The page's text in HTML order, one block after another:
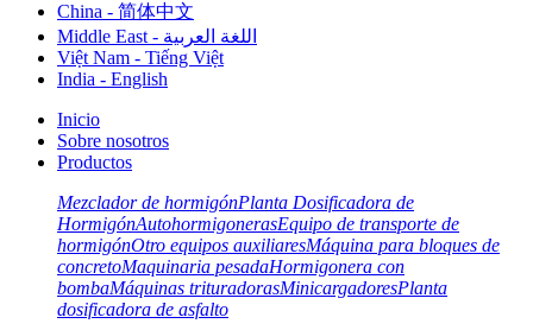
China - 简体中文
Middle East - اللغة العربية
Việt Nam - Tiếng Việt
India - English
Inicio
Sobre nosotros
Productos
Mezclador de hormigónPlanta Dosificadora de
HormigónAutohormigonerasEquipo de transporte de
hormigónOtro equipos auxiliaresMáquina para bloques de
concretoMaquinaria pesadaHormigonera con
bombaMáquinas trituradorasMinicargadoresPlanta
dosificadora de asfalto